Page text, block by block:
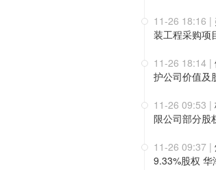
11-26 18:16 |
装工程采购项
11-26 18:14 |
护公司价值及
11-26 09:53 |
限公司部分股
11-26 09:37 |
9.33%股权 华